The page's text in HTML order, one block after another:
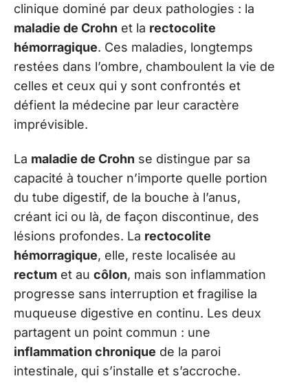
clinique dominé par deux pathologies : la
maladie de Crohn et la rectocolite
hémorragique. Ces maladies, longtemps
restées dans l’ombre, chamboulent la vie de
celles et ceux qui y sont confrontés et
défient la médecine par leur caractère
imprévisible.
La maladie de Crohn se distingue par sa
capacité à toucher n’importe quelle portion
du tube digestif, de la bouche à l’anus,
créant ici ou là, de façon discontinue, des
lésions profondes. La rectocolite
hémorragique, elle, reste localisée au
rectum et au côlon, mais son inflammation
progresse sans interruption et fragilise la
muqueuse digestive en continu. Les deux
partagent un point commun : une
inflammation chronique de la paroi
intestinale, qui s’installe et s’accroche.